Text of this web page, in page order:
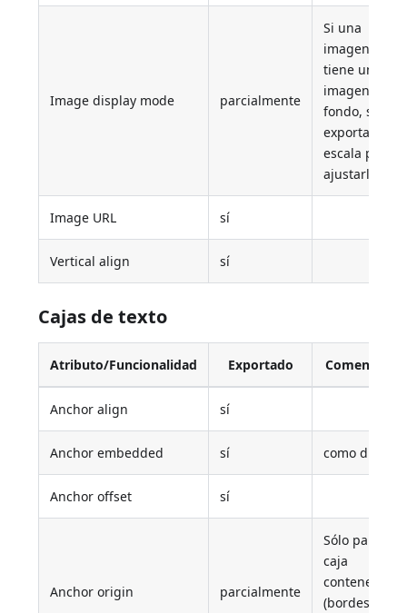
Image display mode parcialmente
Si una
imagen
tiene una
imagen de
fondo, se
exporta a
escala para
ajustarla.
Image URL sí
Vertical align sí
Cajas de texto
Atributo/Funcionalidad Exportado Comentario
Anchor align sí
Anchor embedded sí como div
Anchor offset sí
Anchor origin parcialmente
Sólo para la
caja
contenedora
(bordes de